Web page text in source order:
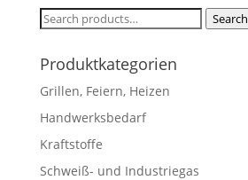
Search
Search
Produktkategorien
Grillen, Feiern, Heizen
Handwerksbedarf
Kraftstoffe
Schweiß- und Industriegas